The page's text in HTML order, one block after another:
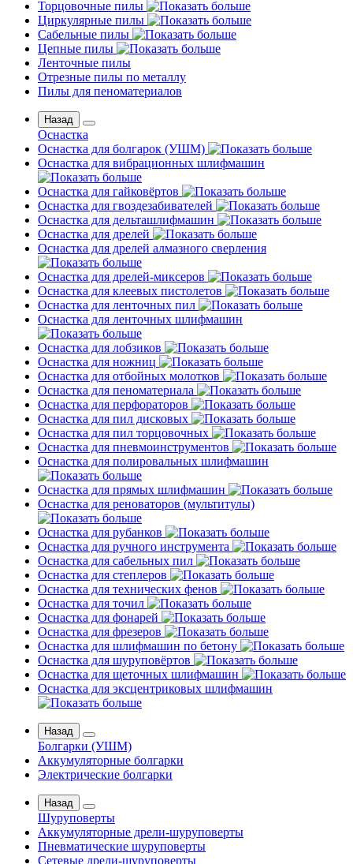
Торцовочные пилы
Циркулярные пилы
Сабельные пилы
Цепные пилы
Ленточные пилы
Отрезные пилы по металлу
Пилы для пеноматериалов
Назад
Оснастка
Оснастка для болгарок (УШМ)
Оснастка для вибрационных шлифмашин
Оснастка для гайковёртов
Оснастка для гвоздезабивателей
Оснастка для дельташлифмашин
Оснастка для дрелей
Оснастка для дрелей алмазного сверления
Оснастка для дрелей-миксеров
Оснастка для клеевых пистолетов
Оснастка для ленточных пил
Оснастка для ленточных шлифмашин
Оснастка для лобзиков
Оснастка для ножниц
Оснастка для отбойных молотков
Оснастка для пеноматериала
Оснастка для перфораторов
Оснастка для пил дисковых
Оснастка для пил торцовочных
Оснастка для пневмоинструментов
Оснастка для полировальных шлифмашин
Оснастка для прямых шлифмашин
Оснастка для реноваторов (мультитулы)
Оснастка для рубанков
Оснастка для ручного инструмента
Оснастка для сабельных пил
Оснастка для степлеров
Оснастка для технических фенов
Оснастка для точил
Оснастка для фонарей
Оснастка для фрезеров
Оснастка для шлифмашин по бетону
Оснастка для шуруповёртов
Оснастка для щеточных шлифмашин
Оснастка для эксцентриковых шлифмашин
Назад
Болгарки (УШМ)
Аккумуляторные болгарки
Электрические болгарки
Назад
Шуруповерты
Аккумуляторные дрели-шуруповерты
Пневматические шуруповерты
Сетевые дрели-шуруповерты